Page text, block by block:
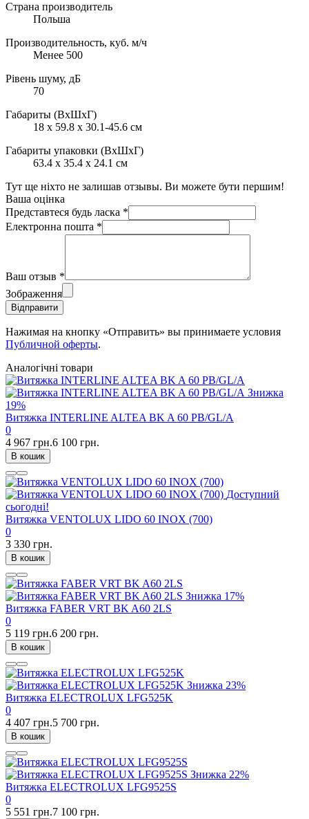
Страна производитель
Польша
Производительность, куб. м/ч
Менее 500
Рівень шуму, дБ
70
Габариты (ВхШхГ)
18 x 59.8 x 30.1-45.6 см
Габариты упаковки (ВхШхГ)
63.4 x 35.4 x 24.1 см
Тут ще ніхто не залишав отзывы. Ви можете бути першим!
Ваша оцінка
Представтеся будь ласка *
Електронна пошта *
Ваш отзыв *
Зображення
Відправити
Нажимая на кнопку «Отправить» вы принимаете условия
Публичной оферты.
Аналогічні товари
Знижка
19%
Витяжка INTERLINE ALTEA BK A 60 PB/GL/A
0
4 967 грн.6 100 грн.
В кошик
Доступний
сьогодні!
Витяжка VENTOLUX LIDO 60 INOX (700)
0
3 330 грн.
В кошик
Знижка 17%
Витяжка FABER VRT BK A60 2LS
0
5 119 грн.6 200 грн.
В кошик
Знижка 23%
Витяжка ELECTROLUX LFG525K
0
4 407 грн.5 700 грн.
В кошик
Знижка 22%
Витяжка ELECTROLUX LFG9525S
0
5 551 грн.7 100 грн.